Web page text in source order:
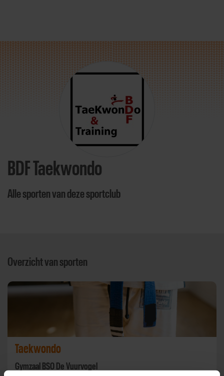
Direct door naar content
BDF Taekwondo
Alle sporten van deze sportclub
Overzicht van sporten
Taekwondo
Gymzaal BSO De Vuurvogel